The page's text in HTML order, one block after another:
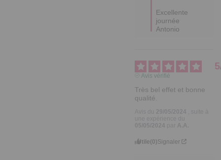
Excellente
journée
Antonio
5
Avis vérifié
Très bel effet et bonne
qualité.
05/05/2024
Utile(0)Signaler